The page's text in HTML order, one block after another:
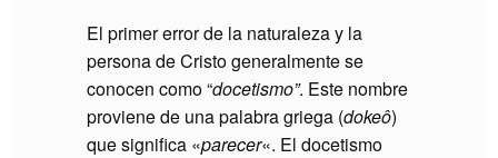
El primer error de la naturaleza y la
persona de Cristo generalmente se
conocen como “docetismo”. Este nombre
proviene de una palabra griega (dokeô)
que significa «parecer«. El docetismo